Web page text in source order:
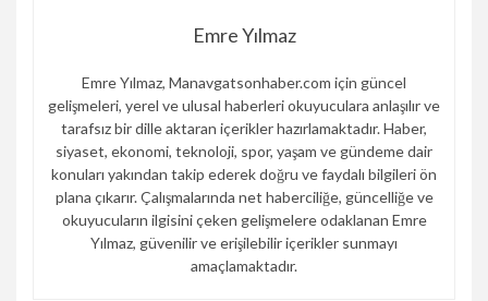
Emre Yılmaz
Emre Yılmaz, Manavgatsonhaber.com için güncel
gelişmeleri, yerel ve ulusal haberleri okuyuculara anlaşılır ve
tarafsız bir dille aktaran içerikler hazırlamaktadır. Haber,
siyaset, ekonomi, teknoloji, spor, yaşam ve gündeme dair
konuları yakından takip ederek doğru ve faydalı bilgileri ön
plana çıkarır. Çalışmalarında net haberciliğe, güncelliğe ve
okuyucuların ilgisini çeken gelişmelere odaklanan Emre
Yılmaz, güvenilir ve erişilebilir içerikler sunmayı
amaçlamaktadır.